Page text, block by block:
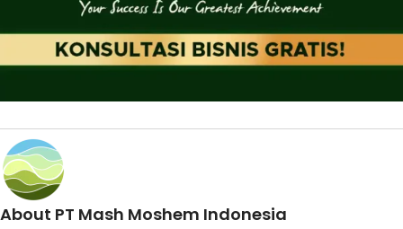
About PT Mash Moshem Indonesia